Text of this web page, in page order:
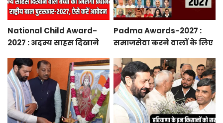
National Child Award-
2027 : अदम्य साहस दिखाने
प्रधानमंत्री राष्ट्रीय बाल
पुरस्कार-2027, ऐसे करें
आवेदन
Padma Awards-2027 :
समाजसेवा करने वालों के लिए
निकाले पद्म पुरस्कार-2027 के
लिए आवेदन